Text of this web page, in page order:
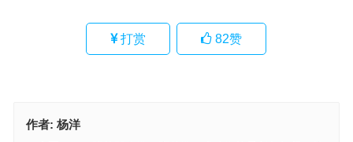
打赏 82赞
作者: 杨洋